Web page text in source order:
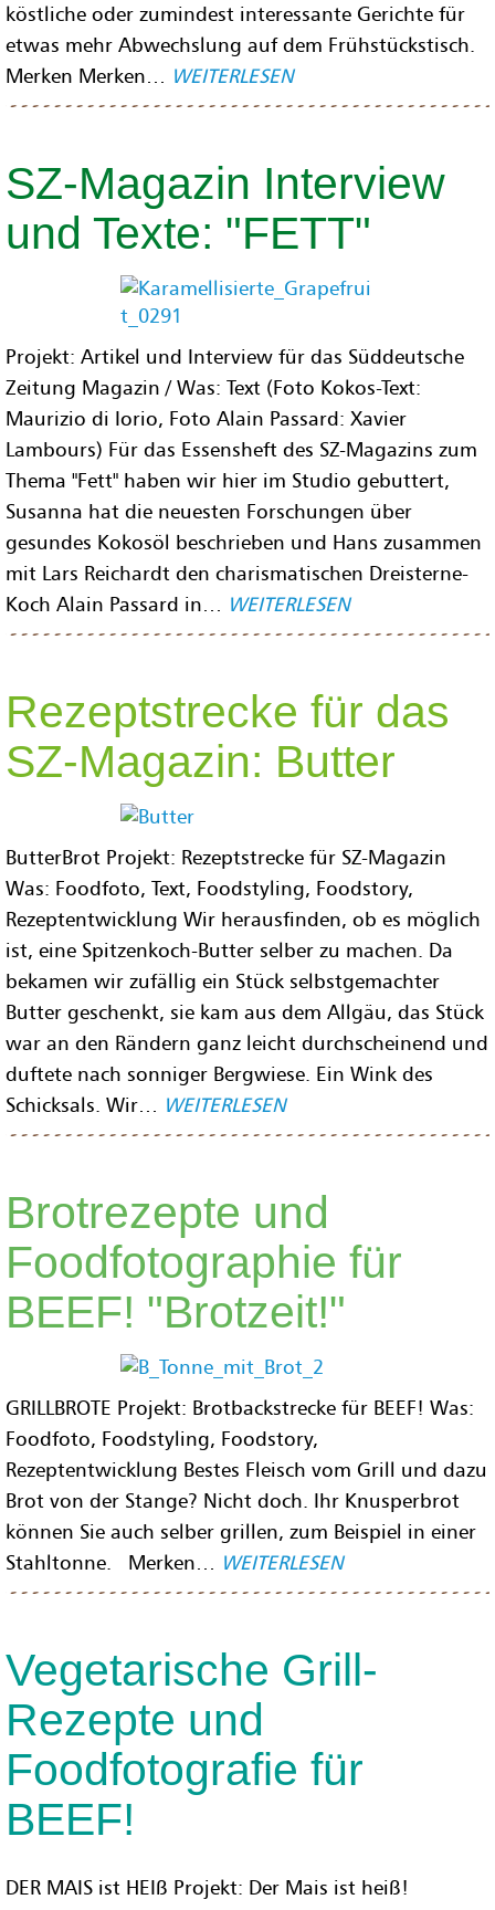
köstliche oder zumindest interessante Gerichte für
etwas mehr Abwechslung auf dem Frühstückstisch.
Merken Merken… WEITERLESEN
SZ-Magazin Interview
und Texte: "FETT"
Projekt: Artikel und Interview für das Süddeutsche
Zeitung Magazin / Was: Text (Foto Kokos-Text:
Maurizio di Iorio, Foto Alain Passard: Xavier
Lambours) Für das Essensheft des SZ-Magazins zum
Thema "Fett" haben wir hier im Studio gebuttert,
Susanna hat die neuesten Forschungen über
gesundes Kokosöl beschrieben und Hans zusammen
mit Lars Reichardt den charismatischen Dreisterne-
Koch Alain Passard in… WEITERLESEN
Rezeptstrecke für das
SZ-Magazin: Butter
ButterBrot Projekt: Rezeptstrecke für SZ-Magazin
Was: Foodfoto, Text, Foodstyling, Foodstory,
Rezeptentwicklung Wir herausfinden, ob es möglich
ist, eine Spitzenkoch-Butter selber zu machen. Da
bekamen wir zufällig ein Stück selbstgemachter
Butter geschenkt, sie kam aus dem Allgäu, das Stück
war an den Rändern ganz leicht durchscheinend und
duftete nach sonniger Bergwiese. Ein Wink des
Schicksals. Wir… WEITERLESEN
Brotrezepte und
Foodfotographie für
BEEF! "Brotzeit!"
GRILLBROTE Projekt: Brotbackstrecke für BEEF! Was:
Foodfoto, Foodstyling, Foodstory,
Rezeptentwicklung Bestes Fleisch vom Grill und dazu
Brot von der Stange? Nicht doch. Ihr Knusperbrot
können Sie auch selber grillen, zum Beispiel in einer
Stahltonne. Merken… WEITERLESEN
Vegetarische Grill-
Rezepte und
Foodfotografie für
BEEF!
DER MAIS ist HEIß Projekt: Der Mais ist heiß!